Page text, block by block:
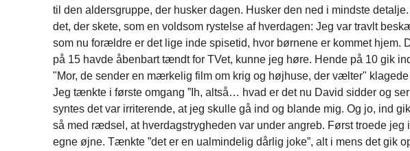
til den aldersgruppe, der husker dagen. Husker den ned i mindste
det, der skete, som en voldsom rystelse af hverdagen: Jeg var travlt
som nu forældre er det lige inde spisetid, hvor børnene er kommet hjem.
på 15 havde åbenbart tændt for TVet, kunne jeg høre. Hende på 10 gik
"Mor, de sender en mærkelig film om krig og højhuse, der vælter"
Jeg tænkte i første omgang ”Ih, altså… hvad er det nu David sidder og
syntes det var irriterende, at jeg skulle gå ind og blande mig. Og jo, ind
så med rædsel, at hverdagstrygheden var under angreb. Først troede jeg
egne øjne. Tænkte ”det er en ualmindelig dårlig joke”, alt i mens det gik